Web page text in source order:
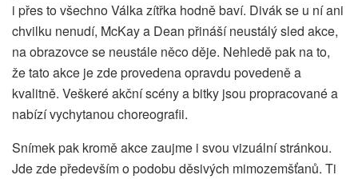
i přes to všechno Válka zítřka hodně baví. Divák se u ní ani
chvilku nenudí, McKay a Dean přináší neustálý sled akce,
na obrazovce se neustále něco děje. Nehledě pak na to,
že tato akce je zde provedena opravdu povedeně a
kvalitně. Veškeré akční scény a bitky jsou propracované a
nabízí vychytanou choreografii.
Snímek pak kromě akce zaujme i svou vizuální stránkou.
Jde zde především o podobu děsivých mimozemšťanů. Ti